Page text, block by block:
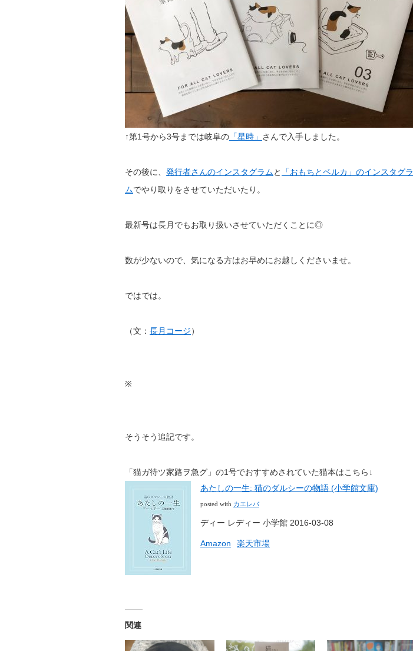
↑第1号から3号までは岐阜の 「星時」 さんで入手しました。
その後に、 発行者さんのインスタグラムと
「おもちとベルカ」のインスタグラ
ムでやり取りをさせていただいたり。
最新号は長月でもお取り扱いさせていただくことに◎
数が少ないので、気になる方はお早めにお越しくださいませ。
ではでは。
（文： 長月コージ）
※
そうそう追記です。
「猫ガ待ツ家路ヲ急グ」の1号でおすすめされていた猫本はこちら↓
あたしの一生: 猫のダルシーの物語 (小学館文庫)
posted with カエレバ
ディー レディー 小学館 2016-03-08
Amazon 楽天市場
関連